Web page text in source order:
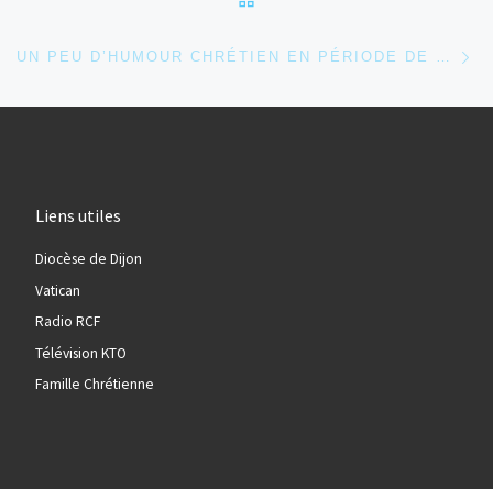
UN PEU D’HUMOUR CHRÉTIEN EN PÉRIODE DE CONFINEMENT…
Liens utiles
Diocèse de Dijon
Vatican
Radio RCF
Télévision KTO
Famille Chrétienne